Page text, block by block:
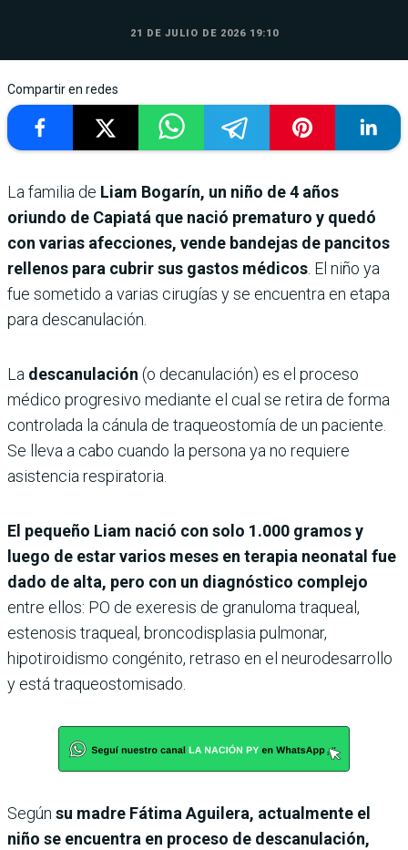
21 DE JULIO DE 2026 19:10
Compartir en redes
La familia de Liam Bogarín, un niño de 4 años
oriundo de Capiatá que nació prematuro y quedó
con varias afecciones, vende bandejas de pancitos
rellenos para cubrir sus gastos médicos. El niño ya
fue sometido a varias cirugías y se encuentra en etapa
para descanulación.
La descanulación (o decanulación) es el proceso
médico progresivo mediante el cual se retira de forma
controlada la cánula de traqueostomía de un paciente.
Se lleva a cabo cuando la persona ya no requiere
asistencia respiratoria.
El pequeño Liam nació con solo 1.000 gramos y
luego de estar varios meses en terapia neonatal fue
dado de alta, pero con un diagnóstico complejo
entre ellos: PO de exeresis de granuloma traqueal,
estenosis traqueal, broncodisplasia pulmonar,
hipotiroidismo congénito, retraso en el neurodesarrollo
y está traqueostomisado.
Según su madre Fátima Aguilera, actualmente el
niño se encuentra en proceso de descanulación,